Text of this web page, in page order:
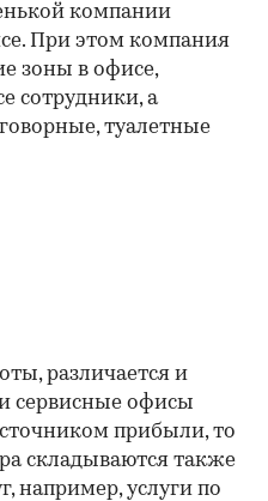
компании
При этом компания
зоны в офисе,
сотрудники, а
туалетные
различается и
сервисные офисы
прибыли, то
складываются также
например, услуги по